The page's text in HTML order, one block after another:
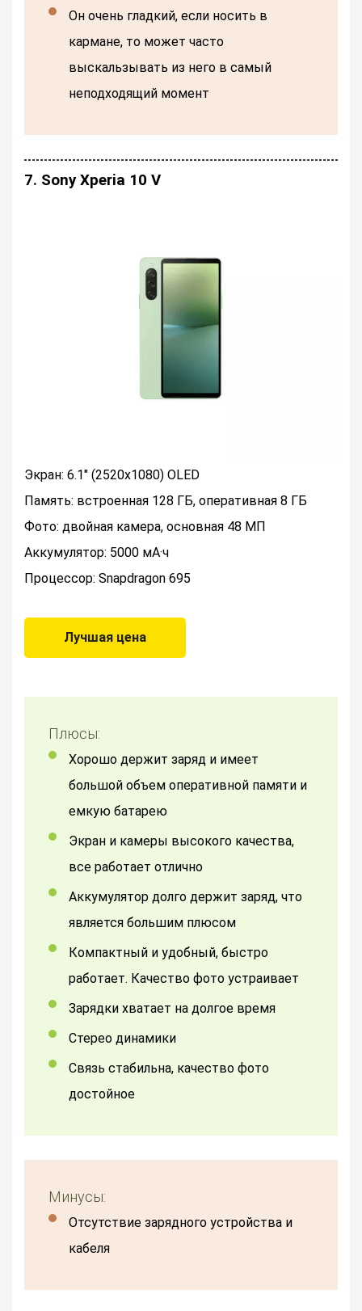
он очень гладкий, если носить в
кармане, то может часто
выскальзывать из него в самый
неподходящий момент
7. Sony Xperia 10 V
Экран: 6.1" (2520x1080) OLED
Память: встроенная 128 ГБ, оперативная 8 ГБ
Фото: двойная камера, основная 48 МП
Аккумулятор: 5000 мА·ч
Процессор: Snapdragon 695
Лучшая цена
Плюсы:
Хорошо держит заряд и имеет
большой объем оперативной памяти и
емкую батарею
Экран и камеры высокого качества,
все работает отлично
Аккумулятор долго держит заряд, что
является большим плюсом
Компактный и удобный, быстро
работает. Качество фото устраивает
Зарядки хватает на долгое время
Стерео динамики
Связь стабильна, качество фото
достойное
Минусы:
Отсутствие зарядного устройства и
кабеля